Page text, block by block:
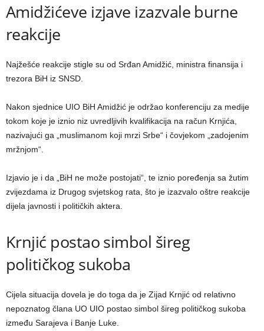
Amidžićeve izjave izazvale burne
reakcije
Najžešće reakcije stigle su od Srđan Amidžić, ministra finansija i
trezora BiH iz SNSD.
Nakon sjednice UIO BiH Amidžić je održao konferenciju za medije
tokom koje je iznio niz uvredljivih kvalifikacija na račun Krnjića,
nazivajući ga „muslimanom koji mrzi Srbe“ i čovjekom „zadojenim
mržnjom“.
Izjavio je i da „BiH ne može postojati“, te iznio poređenja sa žutim
zvijezdama iz Drugog svjetskog rata, što je izazvalo oštre reakcije
dijela javnosti i političkih aktera.
Krnjić postao simbol šireg
političkog sukoba
Cijela situacija dovela je do toga da je Zijad Krnjić od relativno
nepoznatog člana UO UIO postao simbol šireg političkog sukoba
između Sarajeva i Banje Luke.